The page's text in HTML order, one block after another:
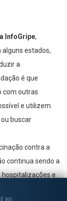
InfoGripe,
alguns estados,
a
é que
com outras
e utilizem
buscar
contra a
continua sendo a
hospitalizações e
90!